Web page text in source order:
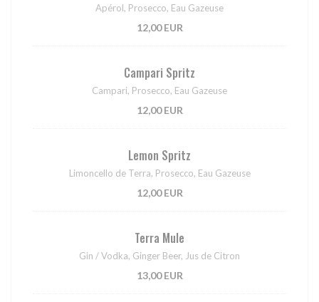
Apérol, Prosecco, Eau Gazeuse
12,00 EUR
Campari Spritz
Campari, Prosecco, Eau Gazeuse
12,00 EUR
Lemon Spritz
Limoncello de Terra, Prosecco, Eau Gazeuse
12,00 EUR
Terra Mule
Gin / Vodka, Ginger Beer, Jus de Citron
13,00 EUR